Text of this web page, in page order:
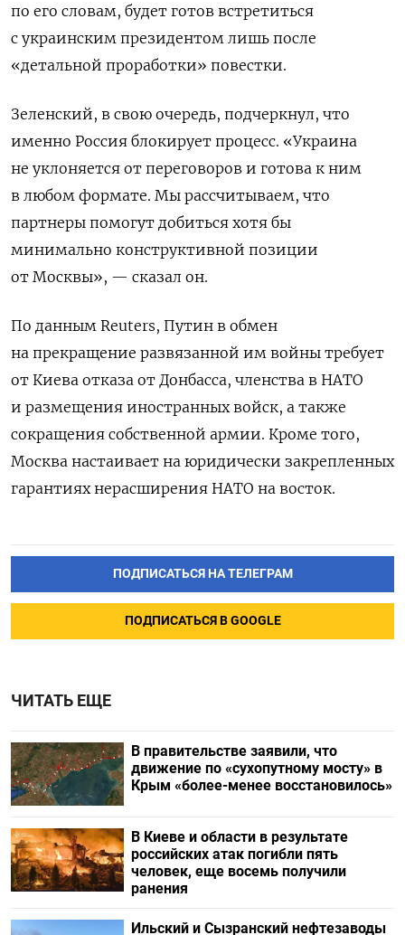
по его словам, будет готов встретиться
с украинским президентом лишь после
«детальной проработки» повестки.
Зеленский, в свою очередь, подчеркнул, что
именно Россия блокирует процесс. «Украина
не уклоняется от переговоров и готова к ним
в любом формате. Мы рассчитываем, что
партнеры помогут добиться хотя бы
минимально конструктивной позиции
от Москвы», — сказал он.
По данным Reuters, Путин в обмен
на прекращение развязанной им войны требует
от Киева отказа от Донбасса, членства в НАТО
и размещения иностранных войск, а также
сокращения собственной армии. Кроме того,
Москва настаивает на юридически закрепленных
гарантиях нерасширения НАТО на восток.
ПОДПИСАТЬСЯ НА ТЕЛЕГРАМ
ПОДПИСАТЬСЯ В GOOGLE
ЧИТАТЬ ЕЩЕ
В правительстве заявили, что
движение по «сухопутному мосту» в
Крым «более-менее восстановилось»
В Киеве и области в результате
российских атак погибли пять
человек, еще восемь получили
ранения
Ильский и Сызранский нефтезаводы